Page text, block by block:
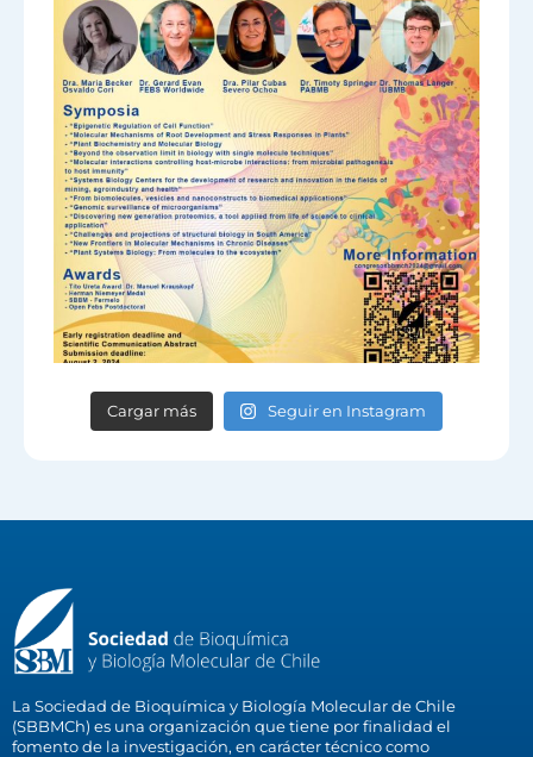
Cargar más Seguir en Instagram
La Sociedad de Bioquímica y Biología Molecular de Chile
(SBBMCh) es una organización que tiene por finalidad el
fomento de la investigación, en carácter técnico como